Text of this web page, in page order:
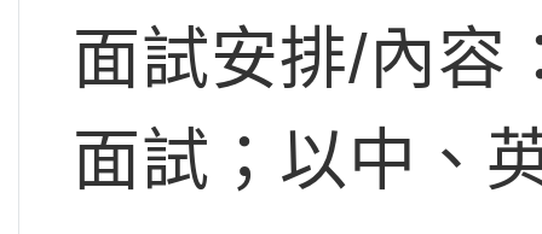
面試安排/內容
面試；以中、